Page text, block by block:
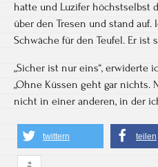
hatte und Luzifer höchstselbst
über den Tresen und stand
Schwäche für den Teufel. Er ist
„Sicher ist nur eins“, erwiderte
„Ohne Küssen geht gar nichts.
nicht in einer anderen, in der
twittern teilen